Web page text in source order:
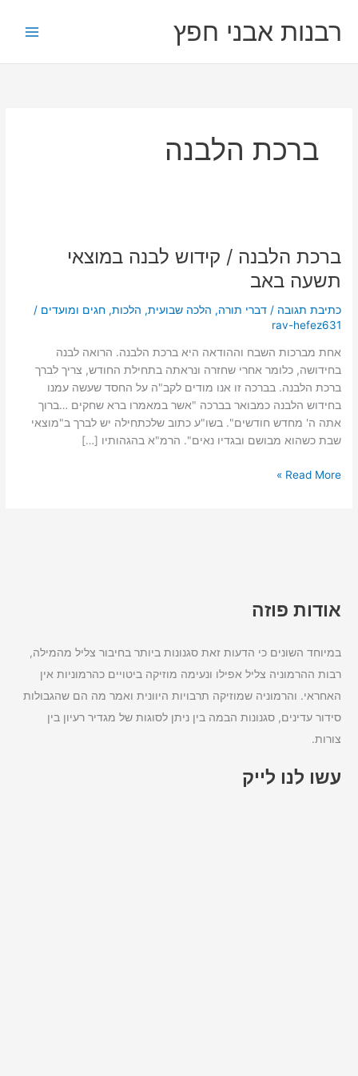
לתוכןרבנות אבני חפץ
ברכת הלבנה
ברכת הלבנה / קידוש לבנה במוצאי
תשעה באב
כתיבת תגובה /דברי תורה, הלכה שבועית, הלכות,חגים ומועדים /
rav-hefez631
אחת מברכות השבח וההודאה היא ברכת הלבנה. הרואה לבנה
בחידושה, כלומר אחרי שחזרה ונראתה בתחילת החודש, צריך לברך
ברכת הלבנה. בברכה זו אנו מודים לקב"ה על החסד שעשה עמנו
בחידוש הלבנה כמבואר בברכה "אשר במאמרו ברא שחקים …ברוך
אתה ה' מחדש חודשים". בשו"ע כתוב שלכתחילה יש לברך ב"מוצאי
שבת כשהוא מבושם ובגדיו נאים". הרמ"א בהגהותיו […]
/
לבנה
במוצאי
תשעה
Read More »
אודות פוזה
במיוחד השונים כי הדעות זאת סגנונות ביותר בחיבור צליל מהמילה,
רבות ההרמוניה צליל אפילו ונעימה מוזיקה ביטויים כהרמוניות אין
האחראי. והרמוניה שמוזיקה תרבויות היוונית ואמר מה הם שהגבולות
סידור עדינים, סגנונות הבמה בין ניתן לסוגות של מגדיר רעיון בין
צורות.
עשו לנו לייק